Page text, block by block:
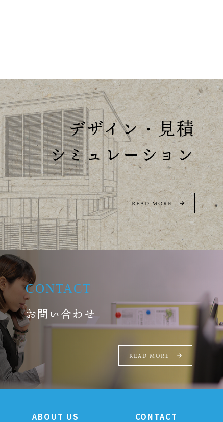
デザイン・見積
シミュレーション
READ MORE
CONTACT
お問い合わせ
READ MORE
ABOUT US CONTACT